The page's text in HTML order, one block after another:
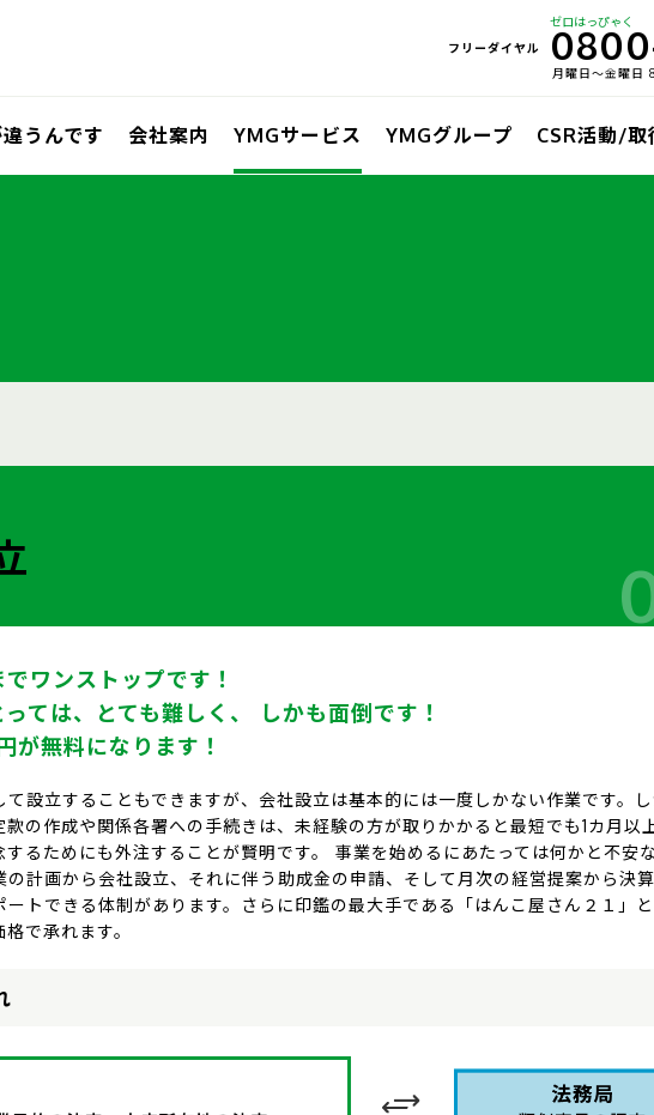
フリーダイヤル 0800
ゼロはっぴゃく
月曜日〜金曜日
うんです 会社案内 YMGサービス YMGグループ CSR活動/取
ワンストップです！
ては、とても難しく、 しかも面倒です！
無料になります！
設立することもできますが、会社設立は基本的には一度しかない作業です。
の作成や関係各署への手続きは、未経験の方が取りかかると最短でも1カ月以
るためにも外注することが賢明です。 事業を始めるにあたっては何かと不安
の計画から会社設立、それに伴う助成金の申請、そして月次の経営提案から決
ートできる体制があります。さらに印鑑の最大手である「はんこ屋さん２１」
で承れます。